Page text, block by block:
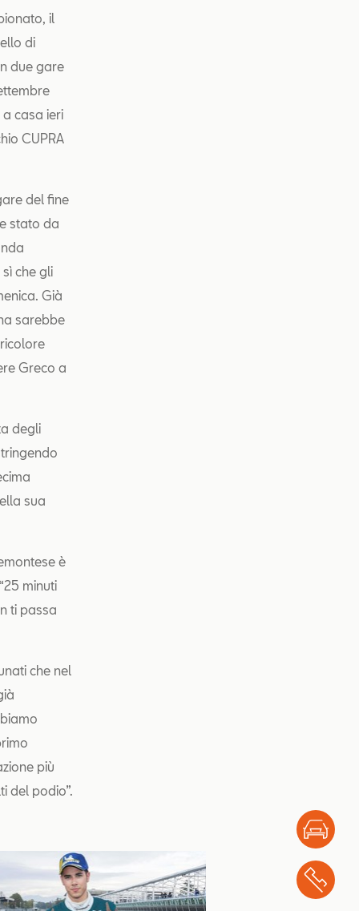
il
di
due gare
casa ieri
CUPRA
del fine
stato da
che gli
Già
sarebbe
Greco a
degli
sua
è
minuti
ti passa
che nel
più
del podio”.